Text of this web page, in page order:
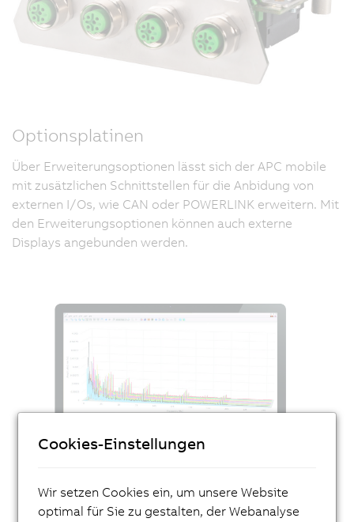
Optionsplatinen
Über Erweiterungsoptionen lässt sich der APC mobile
mit zusätzlichen Schnittstellen für die Anbidung von
externen I/Os, wie CAN oder POWERLINK erweitern. Mit
den Erweiterungsoptionen können auch externe
Displays angebunden werden.
Cookies-Einstellungen
Wir setzen Cookies ein, um unsere Website
optimal für Sie zu gestalten, der Webanalyse